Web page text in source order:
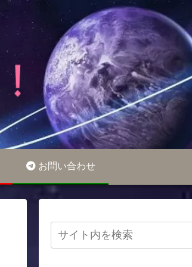
お問い合わせ